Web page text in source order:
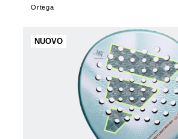
Ortega
NUOVO